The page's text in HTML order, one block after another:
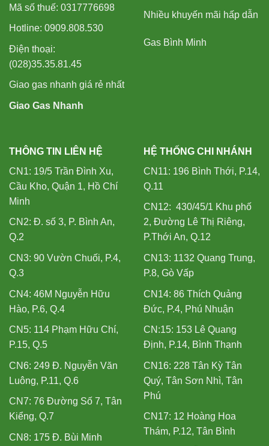
Mã số thuế: 0317776698
Hotline: 0909.808.530
Điện thoại:
(028)35.35.81.45
Giao gas nhanh giá rẻ nhất
Giao Gas Nhanh
Nhiều khuyến mãi hấp dẫn
Gas Bình Minh
THÔNG TIN LIÊN HỆ
CN1: 19/5 Trần Đình Xu,
Cầu Kho, Quận 1, Hồ Chí
Minh
CN2: Đ. số 3, P. Bình An,
Q.2
CN3: 90 Vườn Chuối, P.4,
Q.3
CN4: 46M Nguyễn Hữu
Hào, P.6, Q.4
CN5: 114 Phạm Hữu Chí,
P.15, Q.5
CN6: 249 Đ. Nguyễn Văn
Luông, P.11, Q.6
CN7: 76 Đường Số 7, Tân
Kiểng, Q.7
CN8: 175 Đ. Bùi Minh
HỆ THỐNG CHI NHÁNH
CN11: 196 Bình Thới, P.14,
Q.11
CN12: 430/45/1 Khu phố
2, Đường Lê Thị Riêng,
P.Thới An, Q.12
CN13: 1132 Quang Trung,
P.8, Gò Vấp
CN14: 86 Thích Quảng
Đức, P.4, Phú Nhuận
CN:15: 153 Lê Quang
Định, P.14, Bình Thạnh
CN16: 228 Tân Kỳ Tân
Quý, Tân Sơn Nhì, Tân
Phú
CN17: 12 Hoàng Hoa
Thám, P.12, Tân Bình